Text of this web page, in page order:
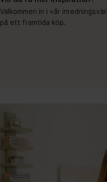
Välkommen in i vår
på ett framtida köp.